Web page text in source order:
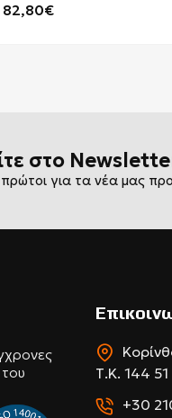
82,80€
στο
για τα νέα μας
Τ.Κ. 144 51
+30